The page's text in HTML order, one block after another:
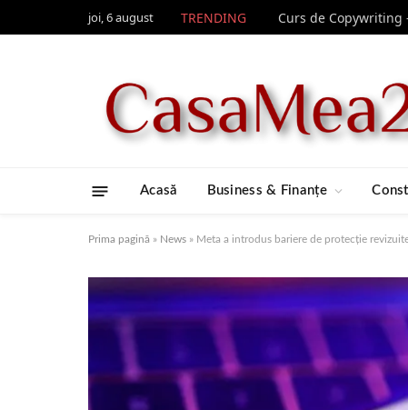
joi, 6 august TRENDING
Acasă Business & Finanțe
Prima pagină » News » Meta a introdus bariere de protecție